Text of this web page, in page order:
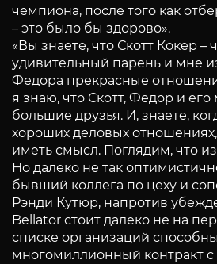
чемпиона, после того как
– это было бы здорово».
«Вы знаете, что Скотт Кокер –
удивительный парень и мне
Федора прекрасные
я знаю, что Скотт, Федор и
большие друзья. И, знаете,
хороших деловых
иметь смысл. Поглядим, что
Но далеко не так
бывший коллега по цеху и
Рэнди Кутюр, напротив
Bellator стоит далеко не на
списке организаций
многомиллионный контракт